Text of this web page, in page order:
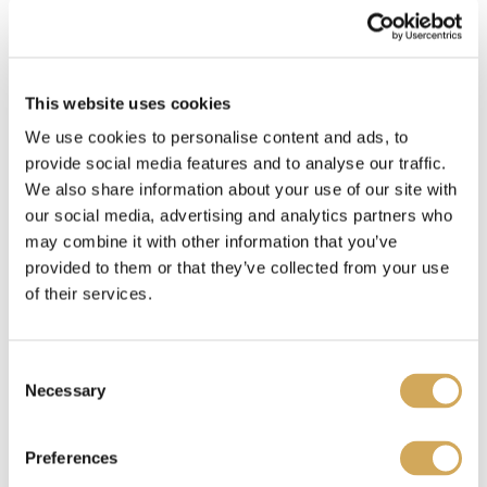
This website uses cookies
We use cookies to personalise content and ads, to
provide social media features and to analyse our traffic.
We also share information about your use of our site with
our social media, advertising and analytics partners who
may combine it with other information that you’ve
provided to them or that they’ve collected from your use
of their services.
Necessary
Preferences
Je koopt de Wasstraatpas bij meer dan4.000
aangesloten winkels.
Waar kan ik mijn Wasstraapas kado gebruiken?
inzetten?
welke carwashes bij jou in